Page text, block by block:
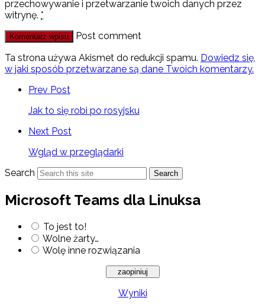
przechowywanie i przetwarzanie twoich danych przez
witrynę. *
Post comment
Ta strona używa Akismet do redukcji spamu. Dowiedz się,
w jaki sposób przetwarzane są dane Twoich komentarzy.
Prev Post
Jak to się robi po rosyjsku
Next Post
Wgląd w przeglądarki
Search
Search
Microsoft Teams dla Linuksa
To jest to!
Wolne żarty…
Wolę inne rozwiązania
Wyniki